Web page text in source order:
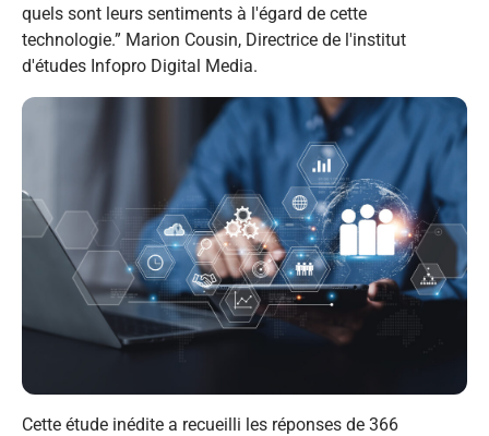
quels sont leurs sentiments à l'égard de cette
technologie.” Marion Cousin, Directrice de l'institut
d'études Infopro Digital Media.
Cette étude inédite a recueilli les réponses de 366